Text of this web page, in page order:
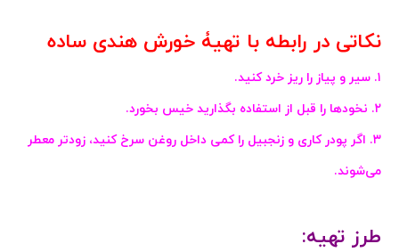
نکاتی در رابطه با تهیۀ خورش هندی ساده
۱. سیر و پیاز را ریز خرد کنید.
۲. نخودها را قبل از استفاده بگذارید خیس بخورد.
۳. اگر پودر کاری و زنجبیل را کمی داخل روغن سرخ کنید، زودتر معطر
می‌شوند.
طرز تهیه: